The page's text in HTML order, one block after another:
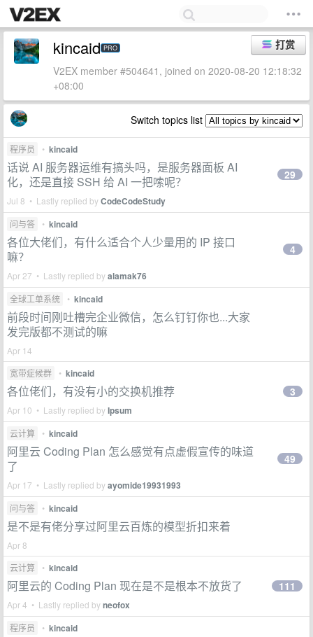
打赏
kincaid PRO
V2EX member #504641, joined on 2020-08-20 12:18:32
+08:00
Switch topics list
程序员 • kincaid
话说 AI 服务器运维有搞头吗，是服务器面板 AI
化，还是直接 SSH 给 AI 一把嗦呢？
Jul 8 • Lastly replied byCodeCodeStudy
29
问与答 • kincaid
各位大佬们，有什么适合个人少量用的 IP 接口
嘛？
Apr 27 • Lastly replied byalamak76
4
全球工单系统 • kincaid
前段时间刚吐槽完企业微信，怎么钉钉你也...大家
发完版都不测试的嘛
Apr 14
宽带症候群
• kincaid
各位佬们，有没有小的交换机推荐
Apr 10 • Lastly replied byIpsum
3
云计算 • kincaid
阿里云 Coding Plan 怎么感觉有点虚假宣传的味道
了
Apr 17 • Lastly replied byayomide19931993
49
问与答 • kincaid
是不是有佬分享过阿里云百炼的模型折扣来着
Apr 8
云计算
• kincaid
阿里云的 Coding Plan 现在是不是根本不放货了
Apr 4 • Lastly replied byneofox
111
程序员 • kincaid